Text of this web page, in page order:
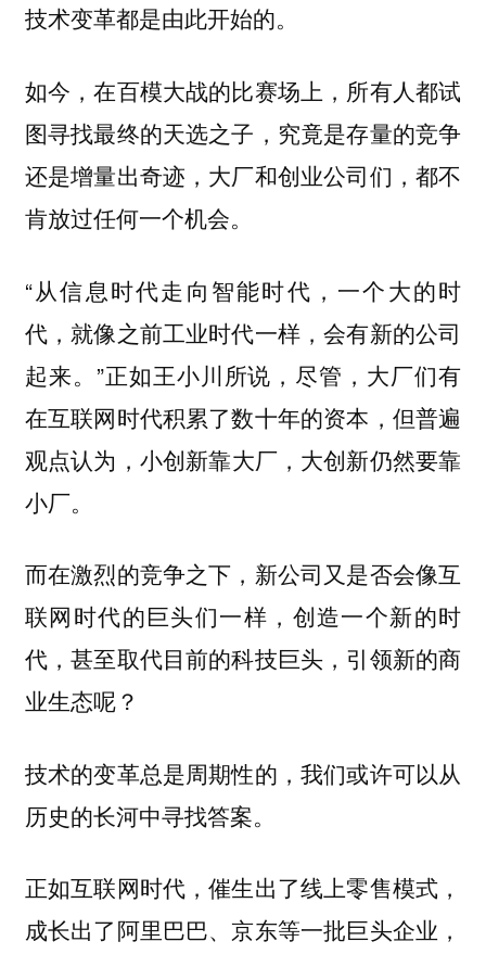
技术变革都是由此开始的。
如今，在百模大战的比赛场上，所有人都试
图寻找最终的天选之子，究竟是存量的竞争
还是增量出奇迹，大厂和创业公司们，都不
肯放过任何一个机会。
“从信息时代走向智能时代，一个大的时
代，就像之前工业时代一样，会有新的公司
起来。”正如王小川所说，尽管，大厂们有
在互联网时代积累了数十年的资本，但普遍
观点认为， 小创新靠大厂，大创新仍然要靠
小厂。
而在激烈的竞争之下，新公司又是否会像互
联网时代的巨头们一样，创造一个新的时
代，甚至取代目前的科技巨头，引领新的商
业生态呢？
技术的变革总是周期性的，我们或许可以从
历史的长河中寻找答案。
正如互联网时代，催生出了线上零售模式，
成长出了阿里巴巴、京东等一批巨头企业，